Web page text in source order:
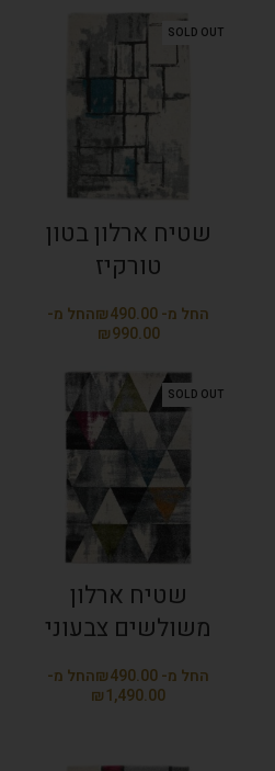
SOLD OUT
שטיח ארלון בטון
טורקיז
₪
₪
SOLD OUT
שטיח ארלון
משולשים צבעוני
₪
₪